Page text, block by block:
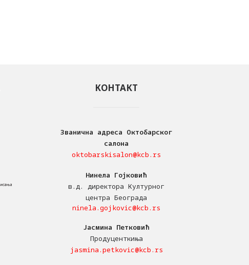
КОНТАКТ
Званична адреса Октобарског
салона
oktobarskisalon@kcb.rs
Нинела Гојковић
в.д. директора Културног
центра Београда
ninela.gojkovic@kcb.rs
Јасмина Петковић
Продуценткиња
jasmina.petkovic@kcb.rs